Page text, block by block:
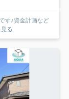
す♪資金計画など
る